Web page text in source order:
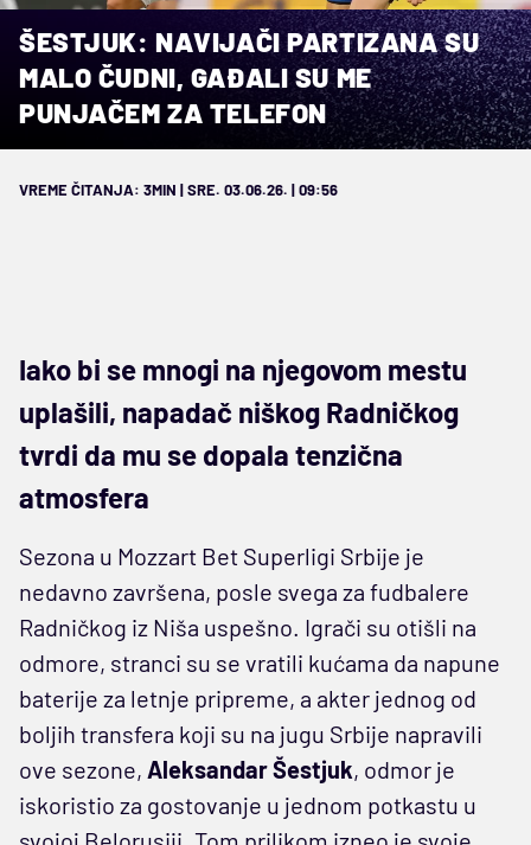
ŠESTJUK: NAVIJAČI PARTIZANA SU
MALO ČUDNI, GAĐALI SU ME
PUNJAČEM ZA TELEFON
VREME ČITANJA: 3MIN | SRE. 03.06.26. | 09:56
Iako bi se mnogi na njegovom mestu
uplašili, napadač niškog Radničkog
tvrdi da mu se dopala tenzična
atmosfera
Sezona u Mozzart Bet Superligi Srbije je
nedavno završena, posle svega za fudbalere
Radničkog iz Niša uspešno. Igrači su otišli na
odmore, stranci su se vratili kućama da napune
baterije za letnje pripreme, a akter jednog od
boljih transfera koji su na jugu Srbije napravili
ove sezone, Aleksandar Šestjuk, odmor je
iskoristio za gostovanje u jednom potkastu u